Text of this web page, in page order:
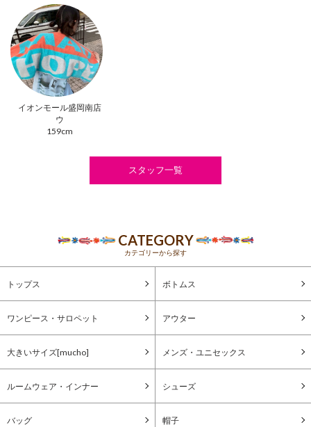
イオンモール盛岡南店
ウ
159cm
スタッフ一覧
CATEGORY
カテゴリーから探す
トップス ボトムス
ワンピース・サロペット アウター
大きいサイズ[mucho] メンズ・ユニセックス
ルームウェア・インナー シューズ
バッグ 帽子